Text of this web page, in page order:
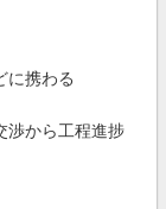
に携わる
渉から工程進捗